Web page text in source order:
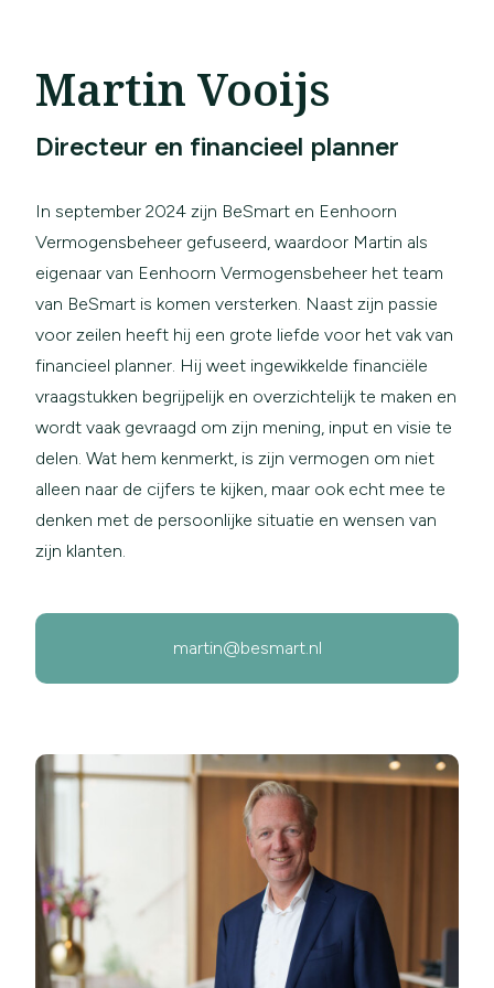
Martin Vooijs
Directeur en financieel planner
In september 2024 zijn BeSmart en Eenhoorn
Vermogensbeheer gefuseerd, waardoor Martin als
eigenaar van Eenhoorn Vermogensbeheer het team
van BeSmart is komen versterken. Naast zijn passie
voor zeilen heeft hij een grote liefde voor het vak van
financieel planner. Hij weet ingewikkelde financiële
vraagstukken begrijpelijk en overzichtelijk te maken en
wordt vaak gevraagd om zijn mening, input en visie te
delen. Wat hem kenmerkt, is zijn vermogen om niet
alleen naar de cijfers te kijken, maar ook echt mee te
denken met de persoonlijke situatie en wensen van
zijn klanten.
martin@besmart.nl